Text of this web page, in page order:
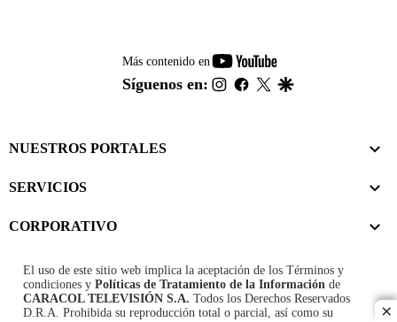
Más contenido en
youtube-
footer
Síguenos en: instagram
facebook
twitter
NUESTROS PORTALES
SERVICIOS
CORPORATIVO
El uso de este sitio web implica la aceptación de los Términos y
condiciones y Políticas de Tratamiento de la Información de
CARACOL TELEVISIÓN S.A. Todos los Derechos Reservados
D.R.A. Prohibida su reproducción total o parcial, así como su